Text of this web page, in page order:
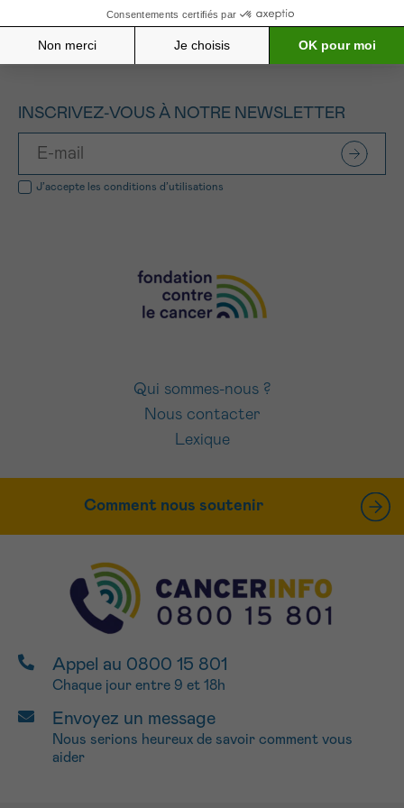
INSCRIVEZ-VOUS À NOTRE NEWSLETTER
J’accepte les conditions d’utilisations
Qui sommes-nous ?
Nous contacter
Lexique
Comment nous soutenir
Appel au 0800 15 801
Chaque jour entre 9 et 18h
Envoyez un message
Nous serions heureux de savoir comment vous
aider